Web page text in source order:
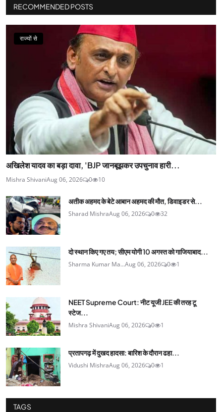
RECOMMENDED POSTS
राज्यों से
अखिलेश यादव का बड़ा दावा, 'BJP जानबूझकर उपचुनाव हारी...
Mishra ShivaniAug 06, 2026 0 10
अतीक अहमद के बेटे आबान अहमद की मौत, डिवाइडर से...
Sharad MishraAug 06, 2026 0 32
दो स्थान किए गए तय; सीएम योगी 10 अगस्त को गाजियाबाद...
Sharma Kumar Ma...Aug 06, 2026 0 1
NEET Supreme Court: नीट यूजी JEE की तरह टू
स्टेज...
Mishra ShivaniAug 06, 2026 0 1
प्रतापगढ़ में दुखद हादसा: बारिश के दौरान ढहा...
Vidushi MishraAug 06, 2026 0 1
TAGS